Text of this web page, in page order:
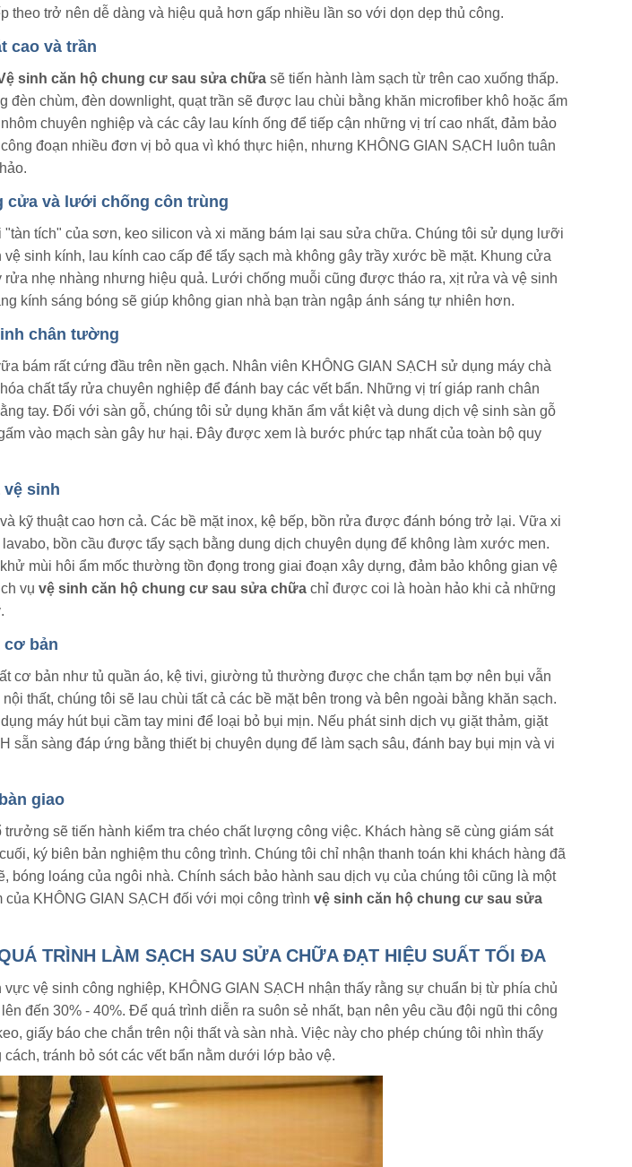
theo trở nên dễ dàng và hiệu quả hơn gấp nhiều lần so với dọn dẹp thủ công.
cao và trần
sinh căn hộ chung cư sau sửa chữa sẽ tiến hành làm sạch từ trên cao xuống thấp.
đèn chùm, đèn downlight, quạt trần sẽ được lau chùi bằng khăn microfiber khô hoặc ẩm
chuyên nghiệp và các cây lau kính ống để tiếp cận những vị trí cao nhất, đảm bảo
đoạn nhiều đơn vị bỏ qua vì khó thực hiện, nhưng KHÔNG GIAN SẠCH luôn tuân
cửa và lưới chống côn trùng
tích" của sơn, keo silicon và xi măng bám lại sau sửa chữa. Chúng tôi sử dụng lưỡi
sinh kính, lau kính cao cấp để tẩy sạch mà không gây trầy xước bề mặt. Khung cửa
nhẹ nhàng nhưng hiệu quả. Lưới chống muỗi cũng được tháo ra, xịt rửa và vệ sinh
kính sáng bóng sẽ giúp không gian nhà bạn tràn ngập ánh sáng tự nhiên hơn.
chân tường
bám rất cứng đầu trên nền gạch. Nhân viên KHÔNG GIAN SẠCH sử dụng máy chà
chất tẩy rửa chuyên nghiệp để đánh bay các vết bẩn. Những vị trí giáp ranh chân
tay. Đối với sàn gỗ, chúng tôi sử dụng khăn ẩm vắt kiệt và dung dịch vệ sinh sàn gỗ
vào mạch sàn gây hư hại. Đây được xem là bước phức tạp nhất của toàn bộ quy
sinh
kỹ thuật cao hơn cả. Các bề mặt inox, kệ bếp, bồn rửa được đánh bóng trở lại. Vữa xi
bồn cầu được tẩy sạch bằng dung dịch chuyên dụng để không làm xước men.
mùi hôi ẩm mốc thường tồn đọng trong giai đoạn xây dựng, đảm bảo không gian vệ
vụ vệ sinh căn hộ chung cư sau sửa chữa chỉ được coi là hoàn hảo khi cả những
cơ bản
cơ bản như tủ quần áo, kệ tivi, giường tủ thường được che chắn tạm bợ nên bụi vẫn
thất, chúng tôi sẽ lau chùi tất cả các bề mặt bên trong và bên ngoài bằng khăn sạch.
máy hút bụi cầm tay mini để loại bỏ bụi mịn. Nếu phát sinh dịch vụ giặt thảm, giặt
sẵn sàng đáp ứng bằng thiết bị chuyên dụng để làm sạch sâu, đánh bay bụi mịn và vi
giao
trưởng sẽ tiến hành kiểm tra chéo chất lượng công việc. Khách hàng sẽ cùng giám sát
ký biên bản nghiệm thu công trình. Chúng tôi chỉ nhận thanh toán khi khách hàng đã
bóng loáng của ngôi nhà. Chính sách bảo hành sau dịch vụ của chúng tôi cũng là một
KHÔNG GIAN SẠCH đối với mọi công trình vệ sinh căn hộ chung cư sau sửa
TRÌNH LÀM SẠCH SAU SỬA CHỮA ĐẠT HIỆU SUẤT TỐI ĐA
vệ sinh công nghiệp, KHÔNG GIAN SẠCH nhận thấy rằng sự chuẩn bị từ phía chủ
đến 30% - 40%. Để quá trình diễn ra suôn sẻ nhất, bạn nên yêu cầu đội ngũ thi công
giấy báo che chắn trên nội thất và sàn nhà. Việc này cho phép chúng tôi nhìn thấy
tránh bỏ sót các vết bẩn nằm dưới lớp bảo vệ.